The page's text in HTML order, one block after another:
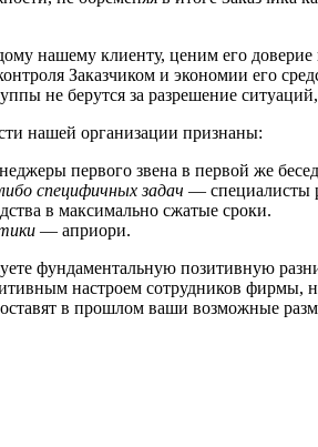
нашему клиенту, ценим его
Заказчиком и экономии его
не берутся за разрешение
нашей организации признаны:
первого звена в первой же
специфичных задач — специалисты
в максимально сжатые сроки.
— априори.
фундаментальную позитивную
настроем сотрудников фирмы,
в прошлом ваши возможные